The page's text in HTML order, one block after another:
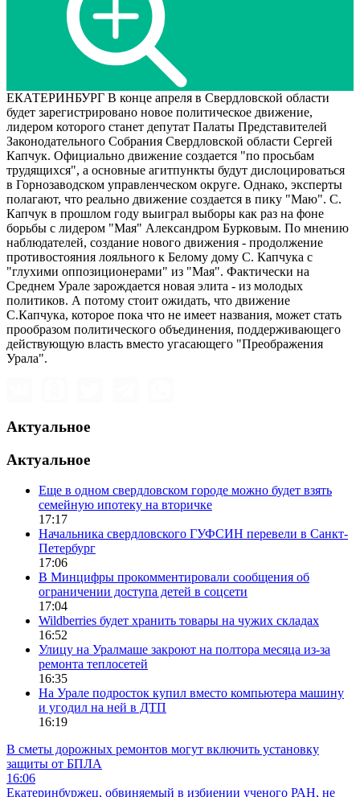
ЕКАТЕРИНБУРГ В конце апреля в Свердловской области
будет зарегистрировано новое политическое движение,
лидером которого станет депутат Палаты Представителей
Законодательного Собрания Свердловской области Сергей
Капчук. Официально движение создается "по просьбам
трудящихся", а основные агитпункты будут дислоцироваться
в Горнозаводском управленческом округе. Однако, эксперты
полагают, что реально движение создается в пику "Маю". С.
Капчук в прошлом году выиграл выборы как раз на фоне
борьбы с лидером "Мая" Александром Бурковым. По мнению
наблюдателей, создание нового движения - продолжение
противостояния лояльного к Белому дому С. Капчука с
"глухими оппозиционерами" из "Мая". Фактически на
Среднем Урале зарождается новая элита - из молодых
политиков. А потому стоит ожидать, что движение
С.Капчука, которое пока что не имеет названия, может стать
прообразом политического объединения, поддерживающего
действующую власть вместо угасающего "Преображения
Урала".
Актуальное
Актуальное
Еще в одном свердловском городе можно будет взять
семейную ипотеку на вторичке
17:17
Начальника свердловского ГУФСИН перевели в Санкт-
Петербург
17:06
В Минцифры прокомментировали сообщения об
ограничении доступа детей в соцсети
17:04
Wildberries будет хранить товары на чужих складах
16:52
Улицу на Уралмаше закроют на полтора месяца из-за
ремонта теплосетей
16:35
На Урале подросток купил вместо компьютера машину
и угодил на ней в ДТП
16:19
В сметы дорожных ремонтов могут включить установку
защиты от БПЛА
16:06
Екатеринбуржец, обвиняемый в избиении ученого РАН, не